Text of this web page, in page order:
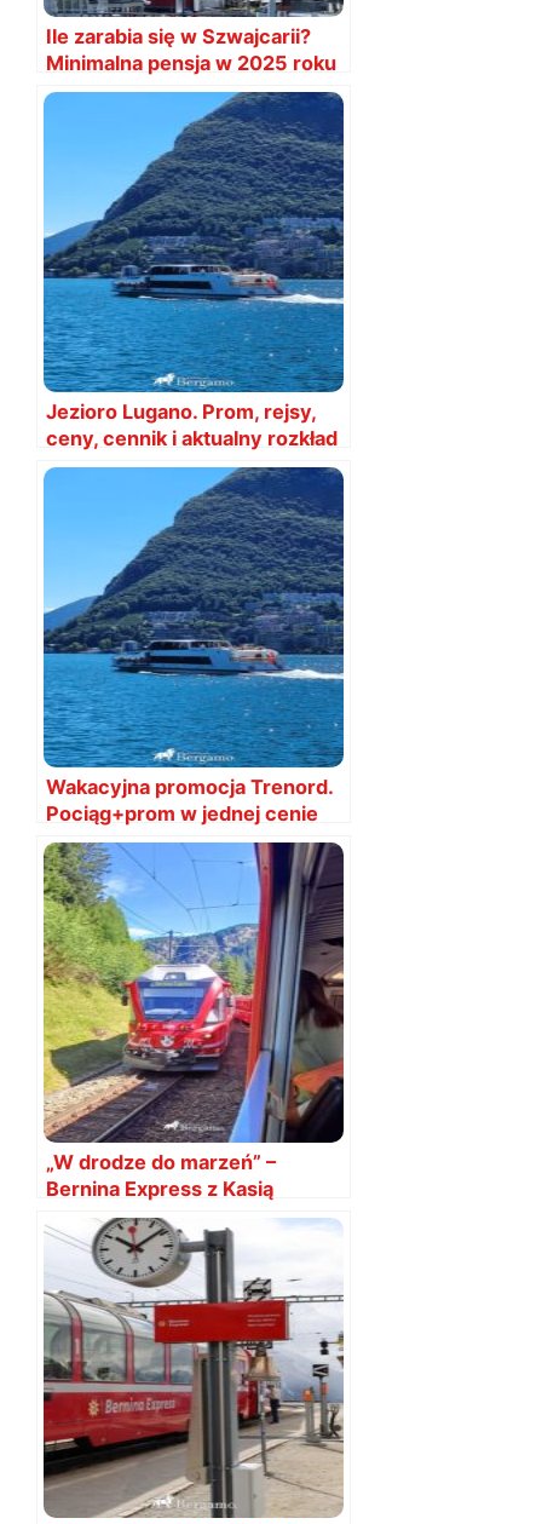
Ile zarabia się w Szwajcarii?
Minimalna pensja w 2025 roku
Jezioro Lugano. Prom, rejsy,
ceny, cennik i aktualny rozkład
Wakacyjna promocja Trenord.
Pociąg+prom w jednej cenie
„W drodze do marzeń” –
Bernina Express z Kasią